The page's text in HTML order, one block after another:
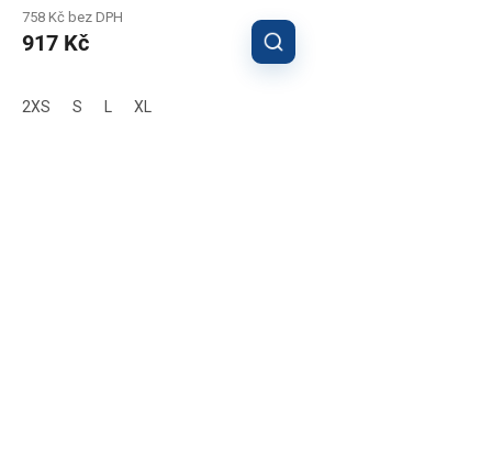
758 Kč bez DPH
917 Kč
2XS S XL